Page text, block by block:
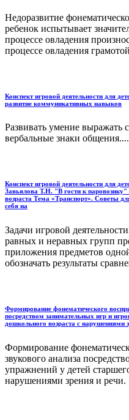
Недоразвитие
ребенок испытывает
процессе овладения
процессе овладения
Конспект игровой деятельности для
развитие коммуникативных навыков
Развивать умение выражать
вербальные знаки общения....
Конспект игровой деятельности для
Завьялова Т.Н. "В гости к
возраста Тема «Транспорт». Советы
себя на
Задачи игровой
равных и неравных групп
приложения предметов
обозначать результаты
Формирование фонематического
посредством занимательных игр и
дошкольного возраста с нарушениями
Формирование
звукового анализа
упражнений у детей
нарушениями зрения и